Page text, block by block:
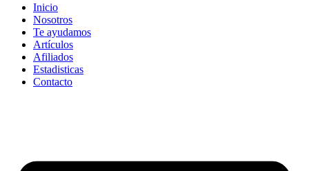
Inicio
Nosotros
Te ayudamos
Artículos
Afiliados
Estadisticas
Contacto